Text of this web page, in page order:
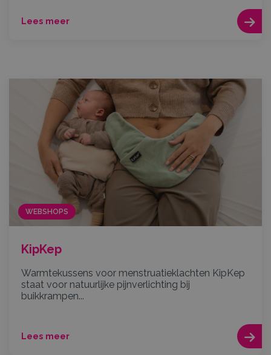
Lees meer
WEBSHOPS
KipKep
Warmtekussens voor menstruatieklachten KipKep
staat voor natuurlijke pijnverlichting bij
buikkrampen...
Lees meer